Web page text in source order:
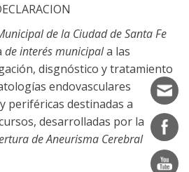
de la Ciudad de Santa Fe
de interés municipala las
disgnóstico y tratamiento
endovasculares
periféricas destinadas a
desarrolladas por la
de Aneurisma Cerebral